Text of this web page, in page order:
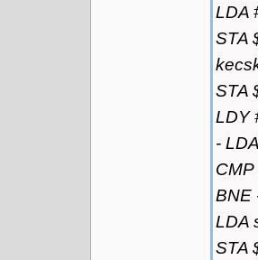
LDA
STA
STA
LDY
-
BNE
LDA
STA